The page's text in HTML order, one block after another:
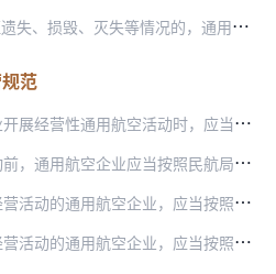
航空企业应当自发生之日起15日内向住所地民航地区管理局申请补发，并在相关媒体发布公告。
范
活动时，应当持续符合通用航空经营许可条件以及民航局规定的其他要求。
息报送规定要求向住所地民航地区管理局备案经营活动信息；跨地区开展经营活动的，还应当向经营活动所在地区的民航地区管…
，应当按照民航局的有关规定，制定飞行事故应急反应预案和伤亡人员家属援助计划。
定运输服务标准和锂电池运输管理手册，内容至少包括客票销售、旅客服务、投诉受理、锂电池运输安全管理、培训、应急处置…